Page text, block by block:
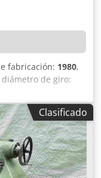
fabricación: 1980,
diámetro de giro:
eje Y:400 mm,
, ¡Sin precio mínimo
máquina fue
y adaptada a
TÉCNICOS Diámetro
sobre la mesa:
Clasificado